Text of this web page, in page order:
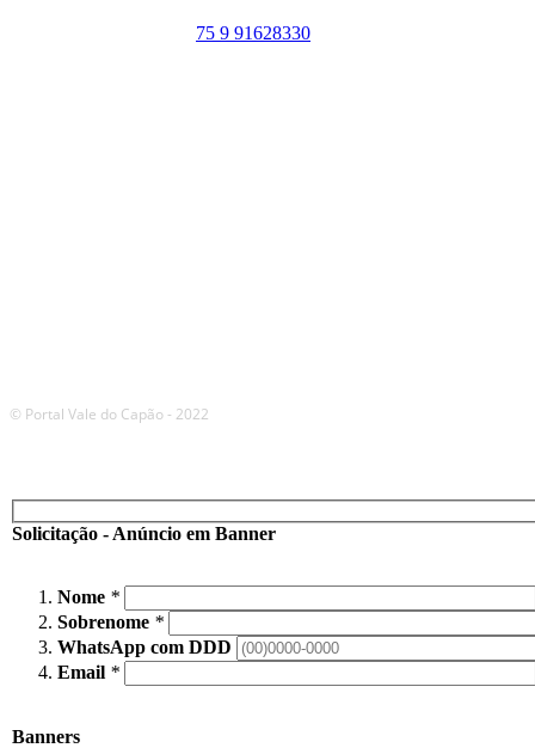
75 9 91628330
© Portal Vale do Capão - 2022
Solicitação - Anúncio em Banner
Nome *
Sobrenome *
WhatsApp com DDD
Email *
Banners